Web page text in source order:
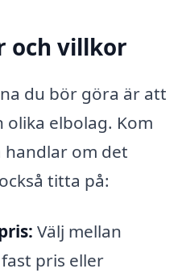
och villkor
du bör göra är att
elbolag. Kom
om det
titta på:
Välj mellan
pris eller